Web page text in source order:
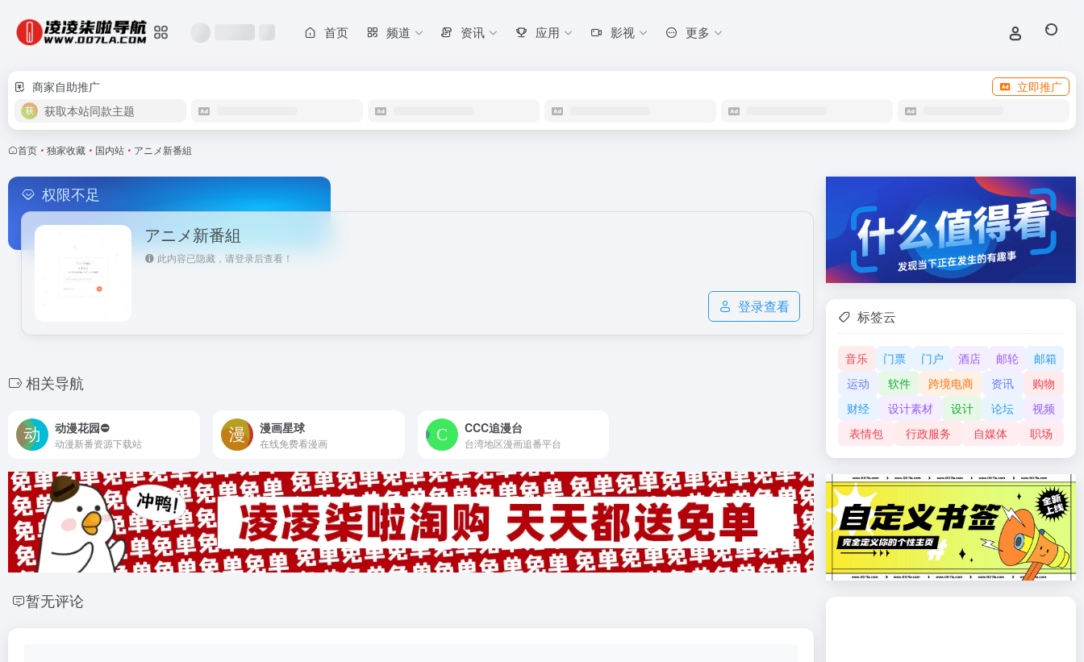
首页 频道 资讯 应用 影视 更多
商家自助推广
立即推广
获取本站同款主题
首页 • 独家收藏 • 国内站 • アニメ新番組
权限不足
アニメ新番組
此内容已隐藏，请登录后查看！
登录查看
相关导航
动漫花园⛔
动漫新番资源下载站
漫画星球
在线免费看漫画
CCC追漫台
台湾地区漫画追番平台
暂无评论
标签云
音乐 门票 门户 酒店 邮轮
邮箱
运动
软件 跨境电商 资讯
购物
财经
设计素材 设计 论坛
视频
表情包
行政服务 自媒体 职场